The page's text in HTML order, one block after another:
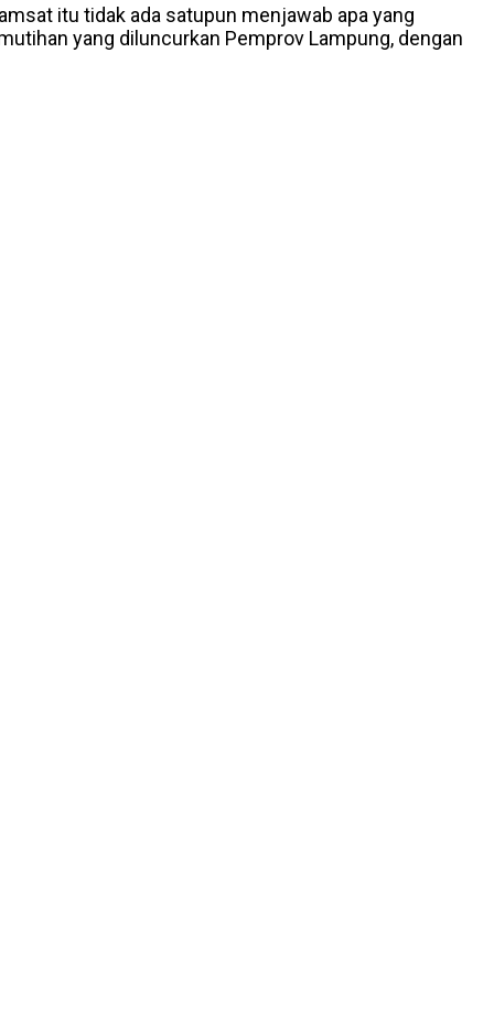
itu tidak ada satupun menjawab apa yang
yang diluncurkan Pemprov Lampung, dengan